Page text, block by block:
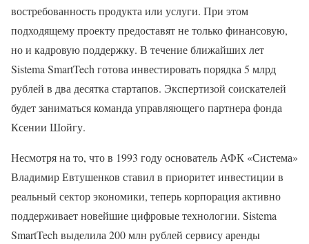
востребованность продукта или услуги. При этом
подходящему проекту предоставят не только финансовую,
но и кадровую поддержку. В течение ближайших лет
Sistema SmartTech готова инвестировать порядка 5 млрд
рублей в два десятка стартапов. Экспертизой соискателей
будет заниматься команда управляющего партнера фонда
Ксении Шойгу.
Несмотря на то, что в 1993 году основатель АФК «Система»
Владимир Евтушенков ставил в приоритет инвестиции в
реальный сектор экономики, теперь корпорация активно
поддерживает новейшие цифровые технологии. Sistema
SmartTech выделила 200 млн рублей сервису аренды